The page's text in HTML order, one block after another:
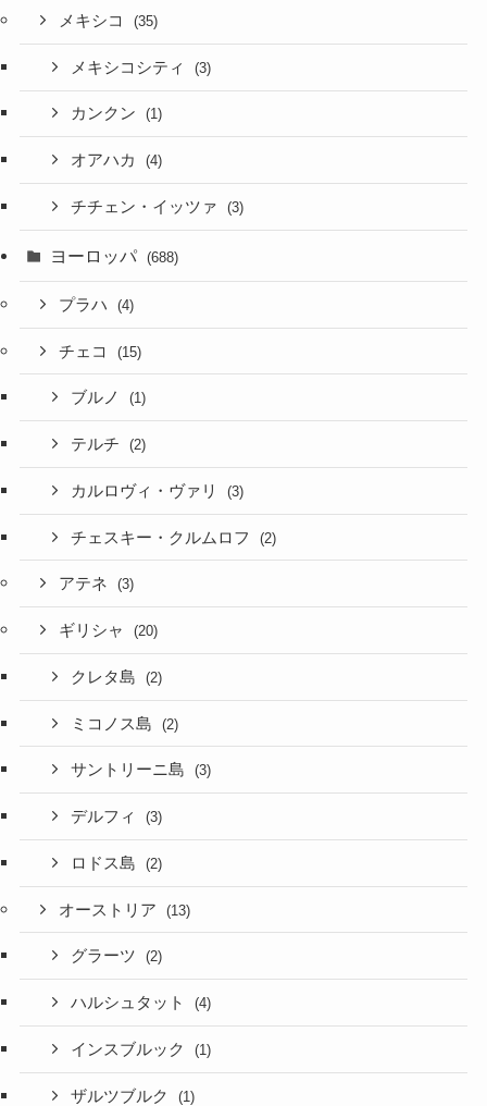
メキシコ (35)
メキシコシティ (3)
カンクン (1)
オアハカ (4)
チチェン・イッツァ (3)
ヨーロッパ (688)
プラハ (4)
チェコ (15)
ブルノ (1)
テルチ (2)
カルロヴィ・ヴァリ (3)
チェスキー・クルムロフ (2)
アテネ (3)
ギリシャ (20)
クレタ島 (2)
ミコノス島 (2)
サントリーニ島 (3)
デルフィ (3)
ロドス島 (2)
オーストリア (13)
グラーツ (2)
ハルシュタット (4)
インスブルック (1)
ザルツブルク (1)